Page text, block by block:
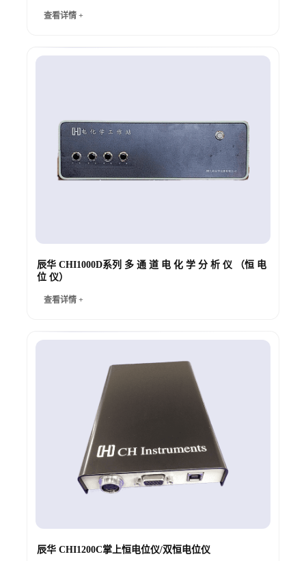
查看详情 +
辰华 CHI1000D系列 多 通 道 电 化 学 分 析 仪 （恒 电
位 仪）
查看详情 +
辰华 CHI1200C掌上恒电位仪/双恒电位仪